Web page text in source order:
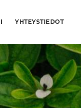
YHTEYSTIEDOT